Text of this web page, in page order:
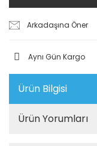
Arkadaşına Öner
Aynı Gün Kargo
Ürün Bilgisi
Ürün Yorumları